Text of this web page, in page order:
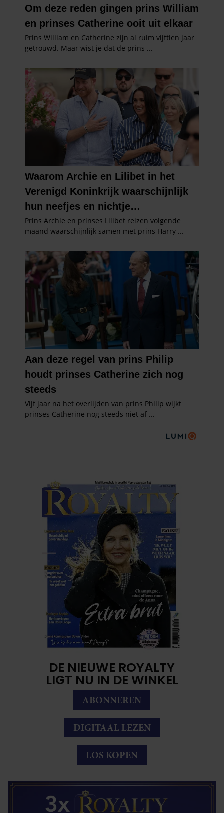
DE NIEUWE ROYALTY
LIGT NU IN DE WINKEL
ABONNEREN
DIGITAAL LEZEN
LOS KOPEN